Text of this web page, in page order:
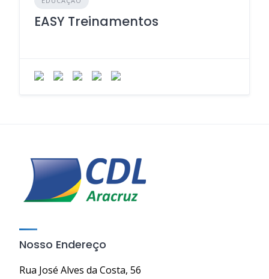
EASY Treinamentos
Nosso Endereço
Rua José Alves da Costa, 56